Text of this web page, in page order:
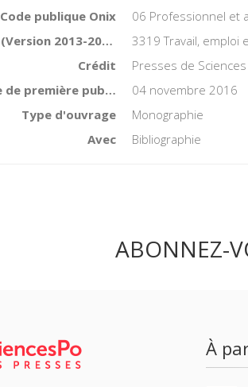
Code publique Onix
06 Professionnel et
CLIL (Version 2013-2019 )
3319 Travail, emploi
Crédit
Presses de Sciences
Date de première publication du titre
04 novembre 2016
Type d'ouvrage
Monographie
Avec
Bibliographie
ABONNEZ-
À